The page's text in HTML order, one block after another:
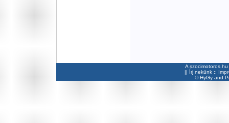
A
|| Írj nekünk ::
©HyGyand